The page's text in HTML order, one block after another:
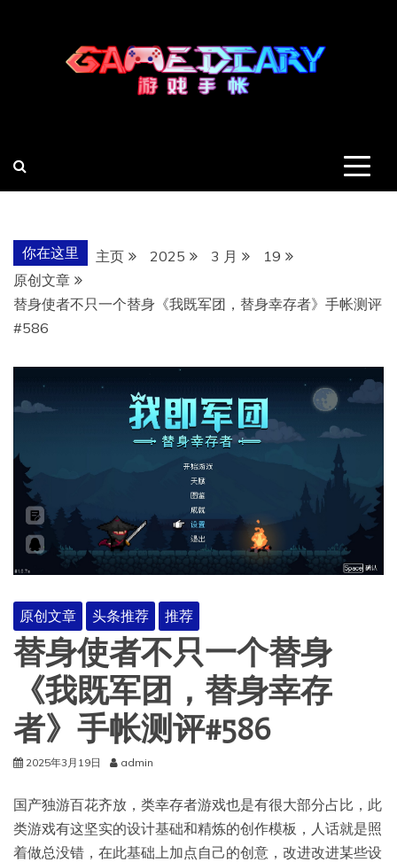
你在这里 主页 2025 3 月
19
原创文章
替身使者不只一个替身《我既军团，替身幸存者》手帐测评
#586
原创文章 头条推荐 推荐
替身使者不只一个替身
《我既军团，替身幸存
者》手帐测评#586
2025年3月19日 admin
国产独游百花齐放，类幸存者游戏也是有很大部分占比，此
类游戏有这坚实的设计基础和精炼的创作模板，人话就是照
着做总没错，在此基础上加点自己的创意，改进改进某些设